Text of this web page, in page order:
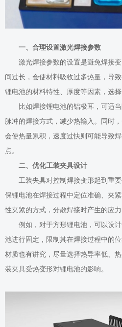
一、合理设置激光焊接参数
激光焊接参数的设置是避免焊接
间过长，会使材料吸收过多热量，导
锂电池的材料特性、厚度等因素，选
比如焊接锂电池的铝极耳，可适
脉冲的焊接方式，减少热输入。同时
会使热量累积，速度过快则可能导致
点。
二、优化工装夹具设计
工装夹具对控制焊接变形起到重
保锂电池在焊接过程中定位准确、夹
性夹紧的方式，分散焊接时产生的应力
例如，对于方形锂电池，可以设
池进行固定，限制其在焊接过程中的
材质也有讲究，尽量选择热导率低、
装夹具受热变形对锂电池的影响。